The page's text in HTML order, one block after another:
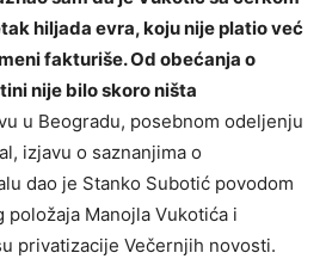
hiljada evra, koju nije platio već
fakturiše. Od obećanja o
nije bilo skoro ništa
u Beogradu, posebnom odeljenju
izjavu o saznanjima o
dao je Stanko Subotić povodom
Manojla Vukotića i
privatizacije Večernjih novosti.